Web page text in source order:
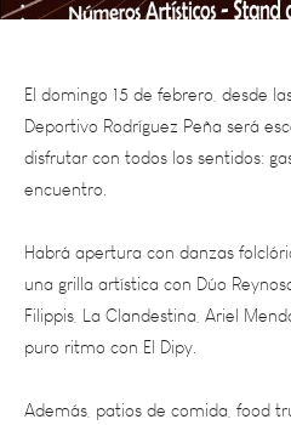
El domingo 15 de febrero,
Deportivo Rodríguez Peña será
disfrutar con todos los sentidos:
encuentro.
Habrá apertura con danzas
una grilla artística con Dúo
Filippis, La Clandestina, Ariel
puro ritmo con El Dipy.
Además, patios de comida, food
emprendedores, stand de jamón y